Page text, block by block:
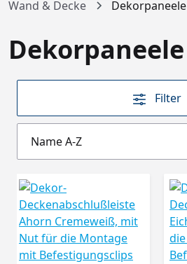
Wand & Decke Dekorpaneele
Dekorpaneele
Filter